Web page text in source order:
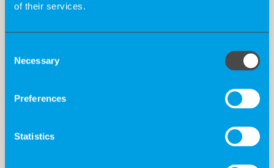
of their services.
Selection
Necessary
Preferences
Statistics
Die Big 5 For Life bei K-Recruiting